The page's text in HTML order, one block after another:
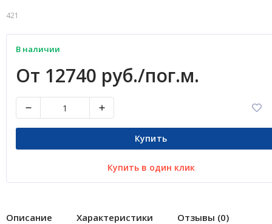
421
В наличии
От 12740 руб./пог.м.
Купить
Купить в один клик
Описание Характеристики Отзывы (0)